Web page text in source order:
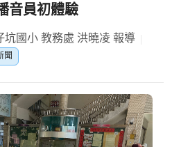
音員初體驗
坑國小 教務處 洪曉凌 報導
聞